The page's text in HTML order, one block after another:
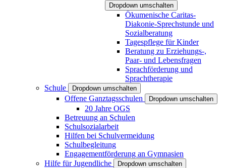
Dropdown umschalten
Ökumenische Caritas-
Diakonie-Sprechstunde und
Sozialberatung
Tagespflege für Kinder
Beratung zu Erziehungs-,
Paar- und Lebensfragen
Sprachförderung und
Sprachtherapie
Schule
Dropdown umschalten
Offene Ganztagsschulen Dropdown umschalten
20 Jahre OGS
Betreuung an Schulen
Schulsozialarbeit
Hilfen bei Schulvermeidung
Schulbegleitung
Engagementförderung an Gymnasien
Hilfe für Jugendliche
Dropdown umschalten